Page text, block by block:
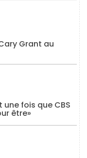
Grant au
une fois que CBS
être»